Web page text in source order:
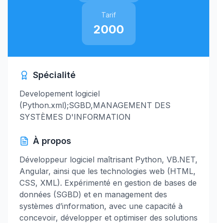
Tarif
2000
Spécialité
Developement logiciel
(Python.xml);SGBD,MANAGEMENT DES
SYSTÈMES D'INFORMATION
À propos
Développeur logiciel maîtrisant Python, VB.NET,
Angular, ainsi que les technologies web (HTML,
CSS, XML). Expérimenté en gestion de bases de
données (SGBD) et en management des
systèmes d’information, avec une capacité à
concevoir, développer et optimiser des solutions